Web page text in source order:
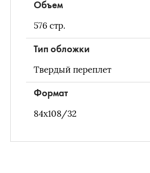
Объем
576 стр.
Тип обложки
Твердый переплет
Формат
84х108/32